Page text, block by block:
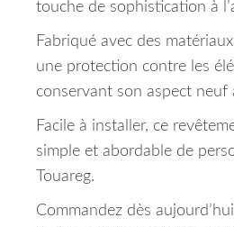
touche de sophistication à
Fabriqué avec des
une protection contre les
conservant son aspect neuf
Facile à installer, ce
simple et abordable de
Touareg.
Commandez dès